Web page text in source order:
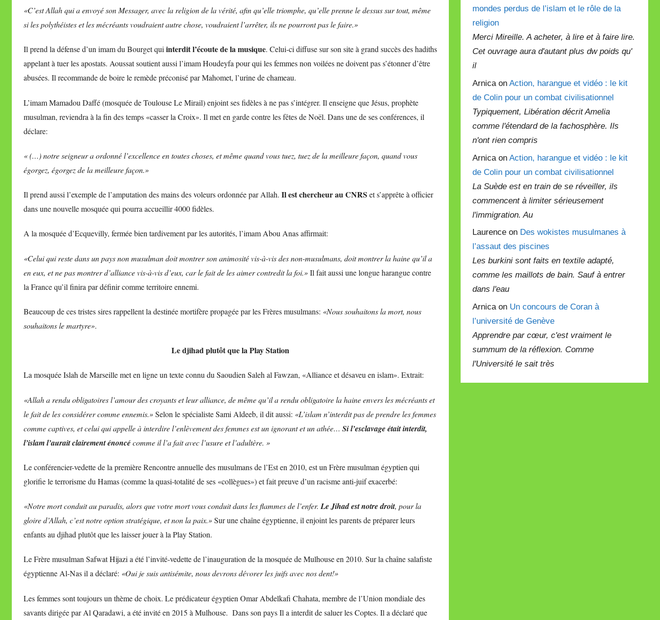
«C’est Allah qui a envoyé son Messager, avec la religion de la vérité, afin qu’elle triomphe, qu’elle prenne le dessus sur tout, même
si les polythéistes et les mécréants voudraient autre chose, voudraient l’arrêter, ils ne pourront pas le faire.»
Il prend la défense d’un imam du Bourget quiinterdit l’écoute de la musique. Celui-ci diffuse sur son site à grand succès des hadiths
appelant à tuer les apostats. Aoussat soutient aussi l’imam Houdeyfa pour qui les femmes non voilées ne doivent pas s’étonner d’être
abusées. Il recommande de boire le remède préconisé par Mahomet, l’urine de chameau.
L’imam Mamadou Daffé (mosquée de Toulouse Le Mirail) enjoint ses fidèles à ne pas s’intégrer. Il enseigne que Jésus, prophète
musulman, reviendra à la fin des temps «casser la Croix». Il met en garde contre les fêtes de Noël. Dans une de ses conférences, il
déclare:
« (…) notre seigneur a ordonné l’excellence en toutes choses, et même quand vous tuez, tuez de la meilleure façon, quand vous
égorgez, égorgez de la meilleure façon.»
Il prend aussi l’exemple de l’amputation des mains des voleurs ordonnée par Allah. Il est chercheur au CNRS et s’apprête à officier
dans une nouvelle mosquée qui pourra accueillir 4000 fidèles.
A la mosquée d’Ecquevilly, fermée bien tardivement par les autorités, l’imam Abou Anas affirmait:
«Celui qui reste dans un pays non musulman doit montrer son animosité vis-à-vis des non-musulmans, doit montrer la haine qu’il a
en eux, et ne pas montrer d’alliance vis-à-vis d’eux, car le fait de les aimer contredit la foi.»Il fait aussi une longue harangue contre
la France qu’il finira par définir comme territoire ennemi.
Beaucoup de ces tristes sires rappellent la destinée mortifère propagée par les Frères musulmans: «Nous souhaitons la mort, nous
souhaitons le martyre».
Le djihad plutôt que la Play Station
La mosquée Islah de Marseille met en ligne un texte connu du Saoudien Saleh al Fawzan, «Alliance et désaveu en islam». Extrait:
«Allah a rendu obligatoires l’amour des croyants et leur alliance, de même qu’il a rendu obligatoire la haine envers les mécréants et
le fait de les considérer comme ennemis.»Selon le spécialiste Sami Aldeeb, il dit aussi: «L’islam n’interdit pas de prendre les femmes
comme captives, et celui qui appelle à interdire l’enlèvement des femmes est un ignorant et un athée… Si l’esclavage était interdit,
l’islam l’aurait clairement énoncécomme il l’a fait avec l’usure et l’adultère. »
Le conférencier-vedette de la première Rencontre annuelle des musulmans de l’Est en 2010, est un Frère musulman égyptien qui
glorifie le terrorisme du Hamas (comme la quasi-totalité de ses «collègues») et fait preuve d’un racisme anti-juif exacerbé:
«Notre mort conduit au paradis, alors que votre mort vous conduit dans les flammes de l’enfer. Le Jihad est notre droit, pour la
gloire d’Allah, c’est notre option stratégique, et non la paix.»Sur une chaîne égyptienne, il enjoint les parents de préparer leurs
enfants au djihad plutôt que les laisser jouer à la Play Station.
Le Frère musulman Safwat Hijazi a été l’invité-vedette de l’inauguration de la mosquée de Mulhouse en 2010. Sur la chaîne salafiste
égyptienne Al-Nas il a déclaré: «Oui je suis antisémite, nous devrons dévorer les juifs avec nos dent!»
Les femmes sont toujours un thème de choix. Le prédicateur égyptien Omar Abdelkafi Chahata, membre de l’Union mondiale des
savants dirigée par Al Qaradawi, a été invité en 2015 à Mulhouse. Dans son paysIl a interditde saluer les Coptes. Il a déclaré que
mondes perdus de l’islam et le rôle de la
religion
Merci Mireille. A acheter, à lire et à faire lire.
Cet ouvrage aura d'autant plus dw poids qu'
il
Arnica onAction, harangue et vidéo : le kit
de Colin pour un combat civilisationnel
Typiquement, Libération décrit Amelia
comme l'étendard de la fachosphère. Ils
n'ont rien compris
Arnica onAction, harangue et vidéo : le kit
de Colin pour un combat civilisationnel
La Suède est en train de se réveiller, ils
commencent à limiter sérieusement
l'immigration. Au
Laurence on Des wokistes musulmanes à
l’assaut des piscines
Les burkini sont faits en textile adapté,
comme les maillots de bain. Sauf à entrer
dans l'eau
Arnica on Un concours de Coran à
l’université de Genève
Apprendre par cœur, c'est vraiment le
summum de la réflexion. Comme
l'Université le sait très